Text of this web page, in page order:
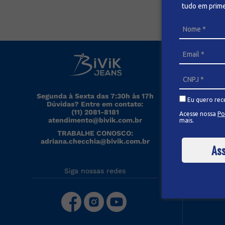
tudo em
Eu quero
Acesse nossa
mais.
Segunda à Sexta das 7:30h às 17h
Dúvidas? Entre em contato:
(11) 2081-8181
atendimento@bivik.com.br
TRABALHE CONOSCO:
adriana.checchia@bivik.com.br
Siga nossas redes